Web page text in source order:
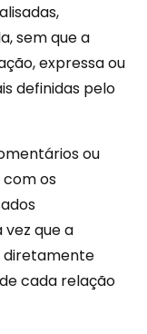
sem que a
expressa ou
definidas pelo
ou
com os
que a
diretamente
cada relação